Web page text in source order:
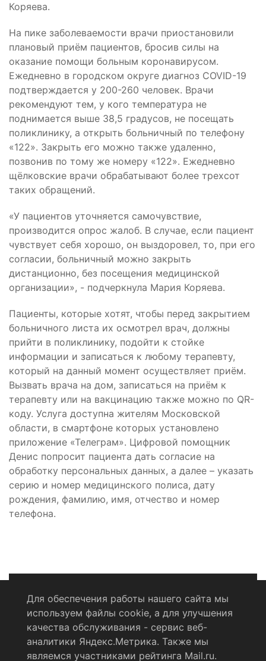
Коряева.
На пике заболеваемости врачи приостановили
плановый приём пациентов, бросив силы на
оказание помощи больным коронавирусом.
Ежедневно в городском округе диагноз COVID-19
подтверждается у 200-260 человек. Врачи
рекомендуют тем, у кого температура не
поднимается выше 38,5 градусов, не посещать
поликлинику, а открыть больничный по телефону
«122». Закрыть его можно также удаленно,
позвонив по тому же номеру «122». Ежедневно
щёлковские врачи обрабатывают более трехсот
таких обращений.
«У пациентов уточняется самочувствие,
производится опрос жалоб. В случае, если пациент
чувствует себя хорошо, он выздоровел, то, при его
согласии, больничный можно закрыть
дистанционно, без посещения медицинской
организации», - подчеркнула Мария Коряева.
Пациенты, которые хотят, чтобы перед закрытием
больничного листа их осмотрел врач, должны
прийти в поликлинику, подойти к стойке
информации и записаться к любому терапевту,
который на данный момент осуществляет приём.
Вызвать врача на дом, записаться на приём к
терапевту или на вакцинацию также можно по QR-
коду. Услуга доступна жителям Московской
области, в смартфоне которых установлено
приложение «Телеграм». Цифровой помощник
Денис попросит пациента дать согласие на
обработку персональных данных, а далее – указать
серию и номер медицинского полиса, дату
рождения, фамилию, имя, отчество и номер
телефона.
Политика конфиденциальности
Согласие на обработку персональных данных
Для обеспечения работы нашего сайта мы
используем файлы cookie, а для улучшения
качества обслуживания - сервис веб-
аналитики Яндекс.Метрика. Также мы
являемся участниками рейтинга Mail.ru.